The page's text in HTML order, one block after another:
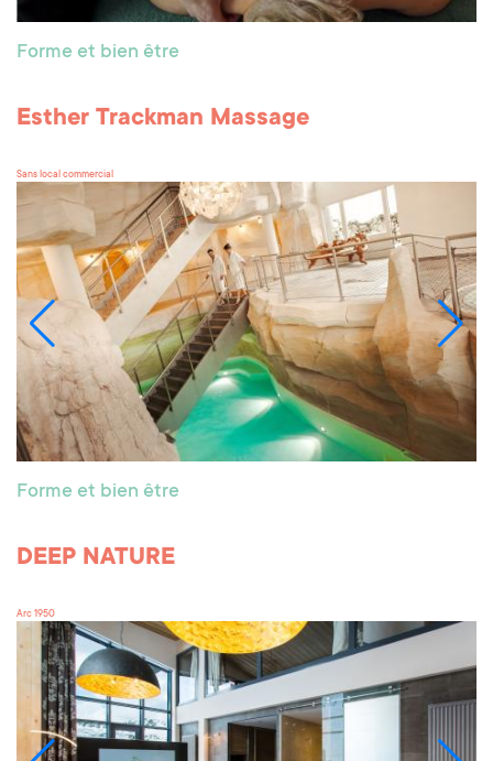
Forme et bien être
Esther Trackman Massage
Sans local commercial
Forme et bien être
DEEP NATURE
Arc 1950